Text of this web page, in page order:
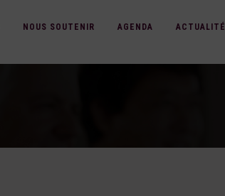
NOUS SOUTENIR AGENDA ACTUALITÉ